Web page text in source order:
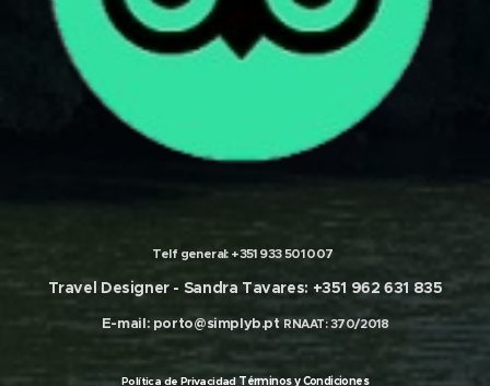
Telf general: +351 933 501 007
Travel Designer - Sandra Tavares: +351 962 631 835
E-mail: porto@simplyb.pt RNAAT: 370/2018
Política de Privacidad Términosy Condiciones